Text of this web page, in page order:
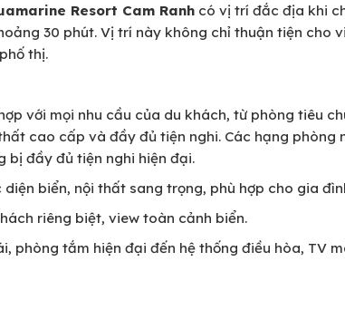
Resort Cam Ranh có vị trí đắc địa khi
30 phút. Vị trí này không chỉ thuận tiện cho
thị.
với mọi nhu cầu của du khách, từ phòng tiêu
cao cấp và đầy đủ tiện nghi. Các hạng phòng
bị đầy đủ tiện nghi hiện đại.
biển, nội thất sang trọng, phù hợp cho gia
riêng biệt, view toàn cảnh biển.
phòng tắm hiện đại đến hệ thống điều hòa, TV